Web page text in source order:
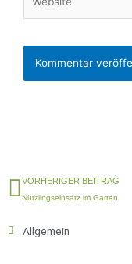
Zurück
VORHERIGER BEITRAG
Nützlingseinsatz im Garten
Allgemein